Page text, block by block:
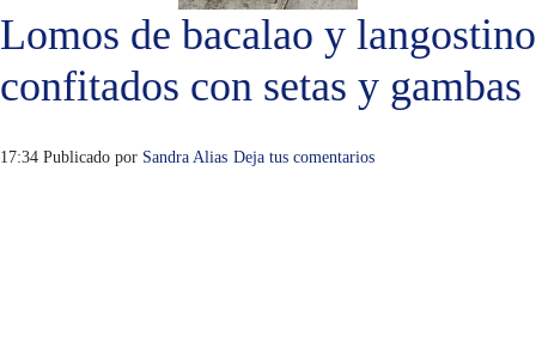
Lomos de bacalao y langostino
confitados con setas y gambas
17:34 Publicado por Sandra Alias Deja tus comentarios